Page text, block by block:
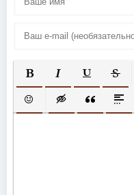
ПОЛУЖИРНЫЙ
КУРСИВ
ВСТАВИТЬ СМАЙЛИК
ВСТАВКАВСТАВКА